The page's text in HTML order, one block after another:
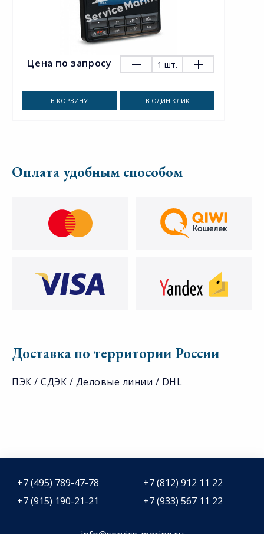
Цена по запросу 1 шт.
В КОРЗИНУ В ОДИН КЛИК
Оплата удобным способом
Доставка по территории России
ПЭК / СДЭК / Деловые линии / DHL
+7 (495) 789-47-78
+7 (812) 912 11 22
+7 (915) 190-21-21
+7 (933) 567 11 22